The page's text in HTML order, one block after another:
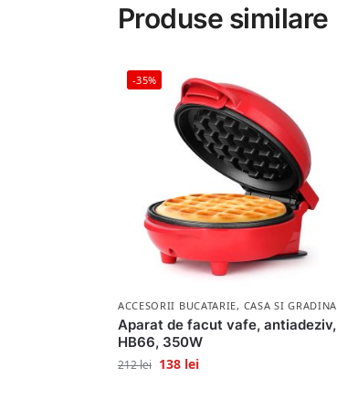
Produse similare
-35%
ACCESORII BUCATARIE, CASA SI GRADINA
Aparat de facut vafe, antiadeziv,
HB66, 350W
212lei 138 lei